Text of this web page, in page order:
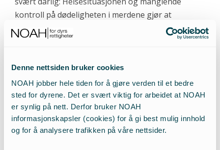
Denne nettsiden bruker cookies
NOAH jobber hele tiden for å gjøre verden til et bedre
sted for dyrene. Det er svært viktig for arbeidet at NOAH
er synlig på nett. Derfor bruker NOAH
informasjonskapsler (cookies) for å gi best mulig innhold
og for å analysere trafikken på våre nettsider.
kontroll på dødeligheten i merdene gjør at
rensefisk nærmest er blitt en forbruksvare. NOAH
reagerer på holdningen næringene ser ut til å ha
oppdrettsselskapet SalMar livet av 361 000
rognkjeks fordi de ikke vokste «bra nok».
Situasjonen for rensefisken utgjør en stor
velferdsmessig, og dyreetisk utfordring. Alle
fiskearter som holdes i norsk fiskeoppdrett, er likt